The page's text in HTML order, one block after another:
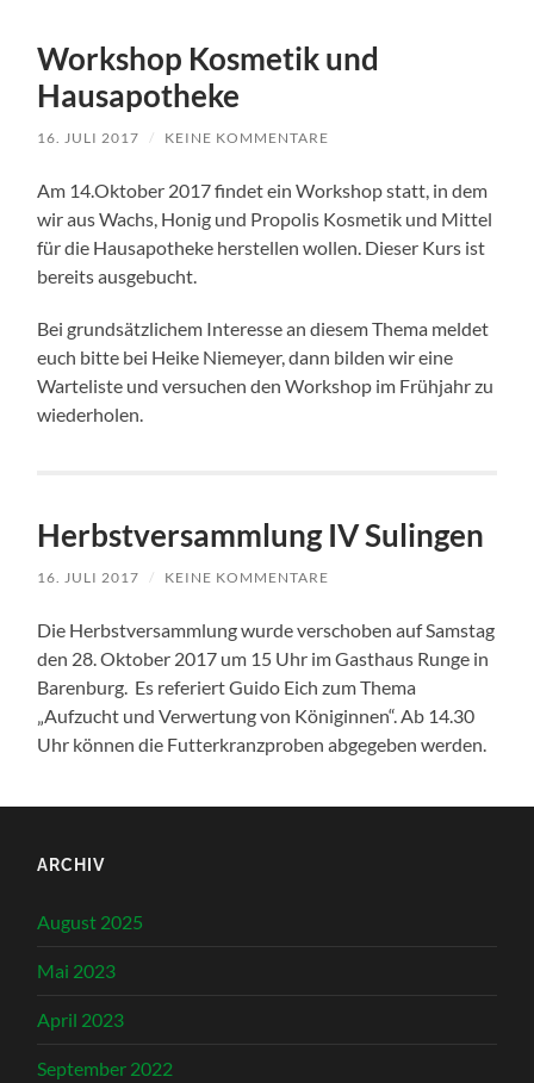
Workshop Kosmetik und
Hausapotheke
16. JULI 2017 / KEINE KOMMENTARE
Am 14.Oktober 2017 findet ein Workshop statt, in dem
wir aus Wachs, Honig und Propolis Kosmetik und Mittel
für die Hausapotheke herstellen wollen. Dieser Kurs ist
bereits ausgebucht.
Bei grundsätzlichem Interesse an diesem Thema meldet
euch bitte bei Heike Niemeyer, dann bilden wir eine
Warteliste und versuchen den Workshop im Frühjahr zu
wiederholen.
Herbstversammlung IV Sulingen
16. JULI 2017 / KEINE KOMMENTARE
Die Herbstversammlung wurde verschoben auf Samstag
den 28. Oktober 2017 um 15 Uhr im Gasthaus Runge in
Barenburg. Es referiert Guido Eich zum Thema
„Aufzucht und Verwertung von Königinnen“. Ab 14.30
Uhr können die Futterkranzproben abgegeben werden.
ARCHIV
August 2025
Mai 2023
April 2023
September 2022